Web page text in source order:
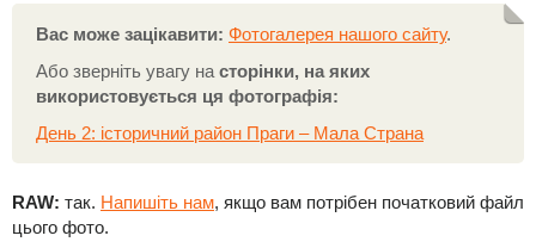
Вас може зацікавити: Фотогалерея нашого сайту.
Або зверніть увагу на сторінки, на яких
використовується ця фотографія:
День 2: історичний район Праги – Мала Страна
RAW: так. Напишіть нам, якщо вам потрібен початковий файл
цього фото.